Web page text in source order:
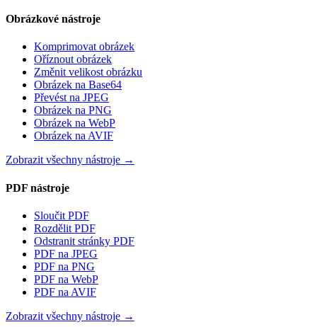
Obrázkové nástroje
Komprimovat obrázek
Oříznout obrázek
Změnit velikost obrázku
Obrázek na Base64
Převést na JPEG
Obrázek na PNG
Obrázek na WebP
Obrázek na AVIF
Zobrazit všechny nástroje →
PDF nástroje
Sloučit PDF
Rozdělit PDF
Odstranit stránky PDF
PDF na JPEG
PDF na PNG
PDF na WebP
PDF na AVIF
Zobrazit všechny nástroje →